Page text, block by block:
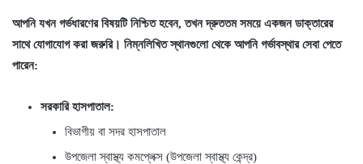
আপনি যখন গর্ভধারণের বিষয়টি নিশ্চিত হবেন, তখন দ্রুততম সময়ে একজন ডাক্তারের
সাথে যোগাযোগ করা জরুরি। নিম্নলিখিত স্থানগুলো থেকে আপনি গর্ভাবস্থার সেবা পেতে
পারেন:
সরকারি হাসপাতাল:
বিভাগীয় বা সদর হাসপাতাল
উপজেলা স্বাস্থ্য কমপ্লেক্স (উপজেলা স্বাস্থ্য কেন্দ্র)